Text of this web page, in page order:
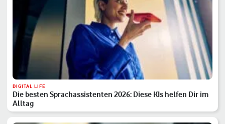
DIGITAL LIFE
Die besten Sprachassistenten 2026: Diese KIs helfen Dir im
Alltag